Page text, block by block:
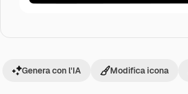
Genera con l'IA Modifica icona